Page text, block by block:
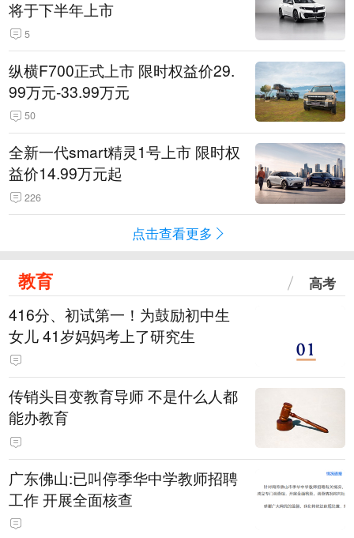
将于下半年上市
5
纵横F700正式上市 限时权益价29.
99万元-33.99万元
50
全新一代smart精灵1号上市 限时权
益价14.99万元起
226
点击查看更多
教育 高考
416分、初试第一！为鼓励初中生
女儿 41岁妈妈考上了研究生
传销头目变教育导师 不是什么人都
能办教育
广东佛山:已叫停季华中学教师招聘
工作 开展全面核查